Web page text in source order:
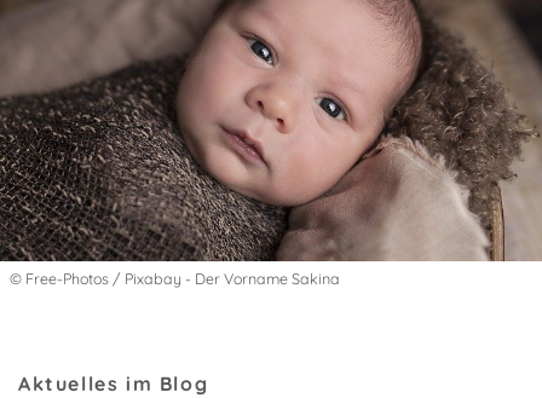
© Free-Photos / Pixabay - Der Vorname Sakina
Aktuelles im Blog